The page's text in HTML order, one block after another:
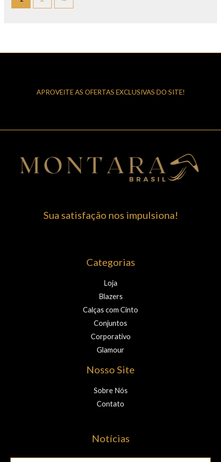
APROVEITE AS OFERTAS EXCLUSIVAS DO SITE!
Sua satisfação nos impulsiona!
Categorias
Loja
Blazers
Calças com Cinto
Conjuntos
Corporativo
Glamour
Nosso Site
Sobre Nós
Contato
Notícias